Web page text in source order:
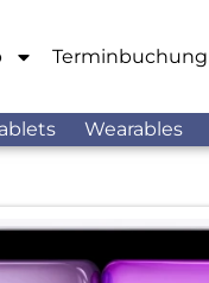
Terminbuchung
Wearables